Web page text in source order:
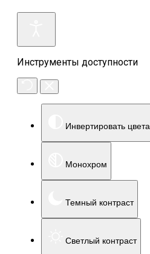
Инструменты доступности
Инвертировать цвета
Монохром
Темный контраст
Светлый контраст